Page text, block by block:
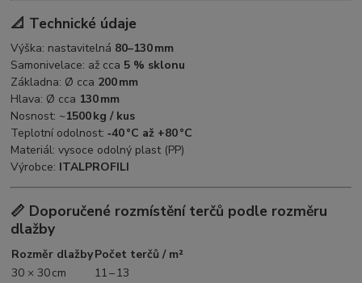
📐 Technické údaje
Výška: nastavitelná 80–130 mm
Samonivelace: až cca 5 % sklonu
Základna: Ø cca 200 mm
Hlava: Ø cca 130 mm
Nosnost: ~1500 kg / kus
Teplotní odolnost:‑40 °C až +80 °C
Materiál: vysoce odolný plast (PP)
Výrobce: ITALPROFILI
📏 Doporučené rozmístění terčů podle rozměru
dlažby
Rozměr dlažbyPočet terčů / m²
30 × 30 cm
11 – 13